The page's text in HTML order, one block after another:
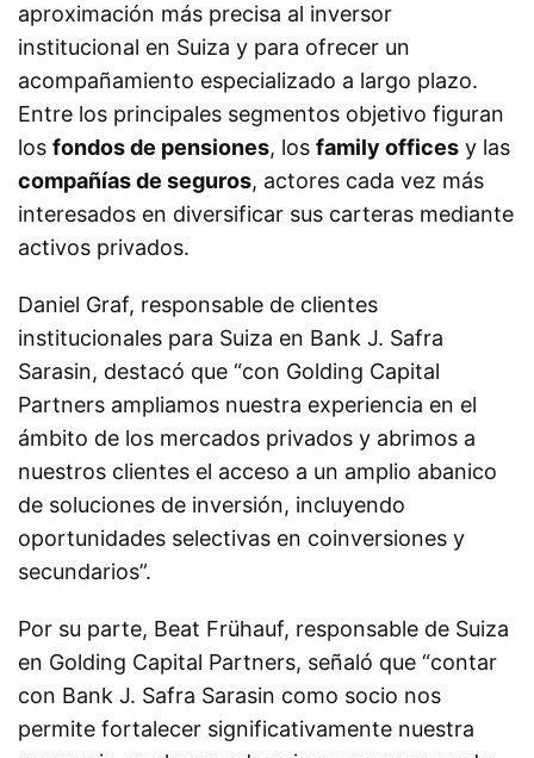
aproximación más precisa al inversor
institucional en Suiza y para ofrecer un
acompañamiento especializado a largo plazo.
Entre los principales segmentos objetivo figuran
los fondos de pensiones, los family offices y las
compañías de seguros, actores cada vez más
interesados en diversificar sus carteras mediante
activos privados.
Daniel Graf, responsable de clientes
institucionales para Suiza en Bank J. Safra
Sarasin, destacó que “con Golding Capital
Partners ampliamos nuestra experiencia en el
ámbito de los mercados privados y abrimos a
nuestros clientes el acceso a un amplio abanico
de soluciones de inversión, incluyendo
oportunidades selectivas en coinversiones y
secundarios”.
Por su parte, Beat Frühauf, responsable de Suiza
en Golding Capital Partners, señaló que “contar
con Bank J. Safra Sarasin como socio nos
permite fortalecer significativamente nuestra